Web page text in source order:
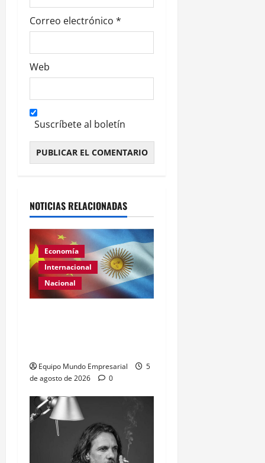
Correo electrónico *
Web
Suscríbete al boletín
NOTICIAS RELACIONADAS
Economía
Internacional
Nacional
Equipo Mundo Empresarial
5
de agosto de 2026
0